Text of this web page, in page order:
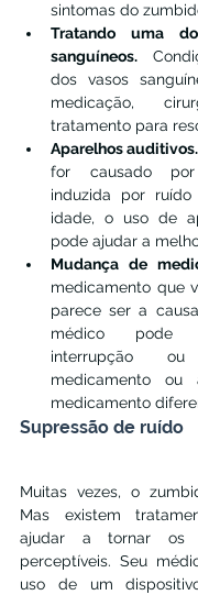
sintomas do
Tratando uma
sanguíneos.
dos vasos
medicação,
tratamento para
Aparelhos auditivos.
for causado
induzida por
idade, o uso de
pode ajudar a
Mudança de
medicamento que
parece ser a
médico pode
interrupção
medicamento
medicamento
Supressão de ruído
Muitas vezes, o
Mas existem
ajudar a tornar os
perceptíveis. Seu
uso de um